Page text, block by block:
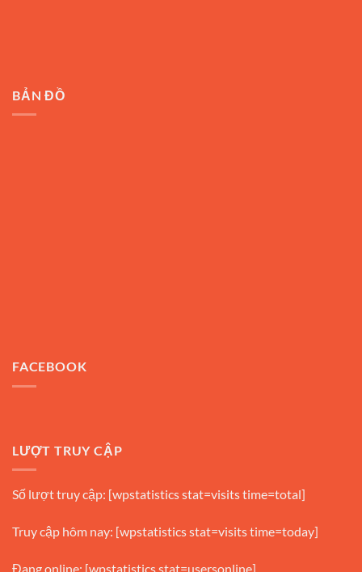
BẢN ĐỒ
FACEBOOK
LƯỢT TRUY CẬP
Số lượt truy cập: [wpstatistics stat=visits time=total]
Truy cập hôm nay: [wpstatistics stat=visits time=today]
Đang online: [wpstatistics stat=usersonline]